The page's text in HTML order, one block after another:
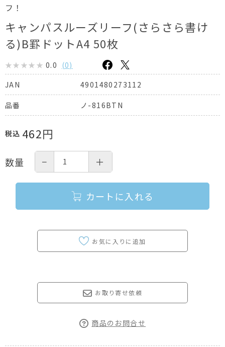
フ！
キャンパスルーズリーフ(さらさら書け
る)B罫ドットA4 50枚
0.0 (0)
JAN
4901480273112
品番 ノ-816BTN
税込 462円
数量 − ＋
カートに入れる
お取り寄せ依頼
商品のお問合せ